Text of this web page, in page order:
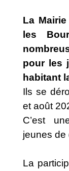
La
les
pour les
habitant
Ils se
et août
C’est
jeunes de
La